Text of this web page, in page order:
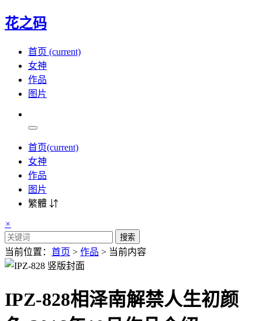
花之码
首页 (current)
女神
作品
图片
首页(current)
女神
作品
图片
繁體 ⇵
×
搜索
当前位置： 首页 > 作品 > 当前内容
IPZ-828相泽南解禁人生初颜